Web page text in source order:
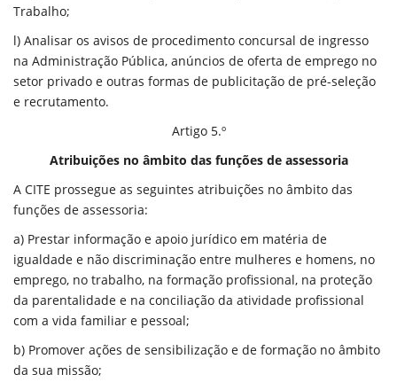
Trabalho;
l) Analisar os avisos de procedimento concursal de ingresso
na Administração Pública, anúncios de oferta de emprego no
setor privado e outras formas de publicitação de pré-seleção
e recrutamento.
Artigo 5.º
Atribuições no âmbito das funções de assessoria
A CITE prossegue as seguintes atribuições no âmbito das
funções de assessoria:
a) Prestar informação e apoio jurídico em matéria de
igualdade e não discriminação entre mulheres e homens, no
emprego, no trabalho, na formação profissional, na proteção
da parentalidade e na conciliação da atividade profissional
com a vida familiar e pessoal;
b) Promover ações de sensibilização e de formação no âmbito
da sua missão;